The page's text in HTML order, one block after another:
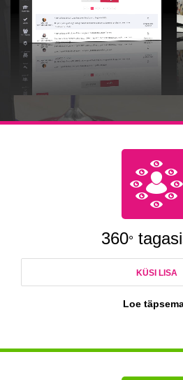
360°
KÜSI LISA
Loe